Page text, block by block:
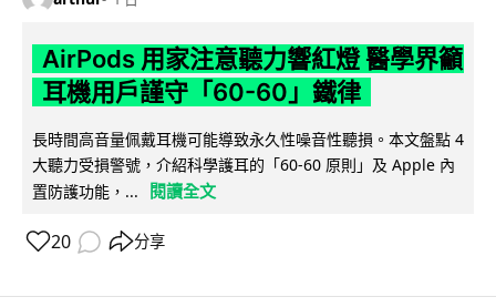
AirPods 用家注意聽力響紅燈 醫學界籲
耳機用戶謹守「60-60」鐵律
長時間高音量佩戴耳機可能導致永久性噪音性聽損。本文盤點 4
大聽力受損警號，介紹科學護耳的「60-60 原則」及 Apple 內
置防護功能，...
閱讀全文
20 分享